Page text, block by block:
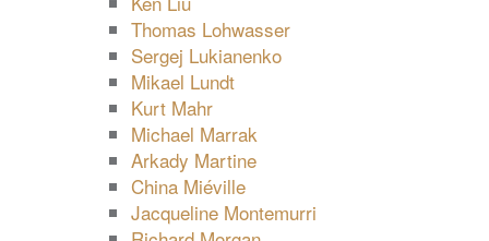
Thomas Lohwasser
Sergej Lukianenko
Mikael Lundt
Kurt Mahr
Michael Marrak
Arkady Martine
China Miéville
Jacqueline Montemurri